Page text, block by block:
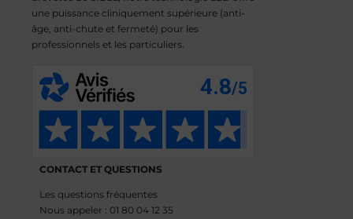
une puissance cliniquement supérieure (anti-
âge, anti-chute et fermeté) pour les
professionnels et les particuliers.
CONTACT ET QUESTIONS
Les questions fréquentes
Nous appeler : 01 80 04 12 35